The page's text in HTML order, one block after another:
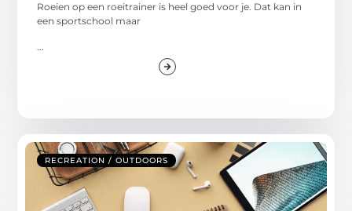
Roeien op een roeitrainer is heel goed voor je. Dat kan in
een sportschool maar
RECREATION / OUTDOORS